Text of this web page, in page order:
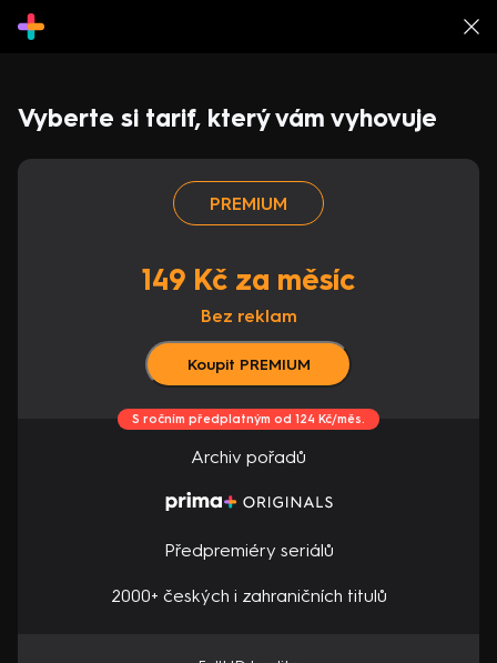
Vyberte si tarif, který vám vyhovuje
PREMIUM
149 Kč za měsíc
Bez reklam
Koupit PREMIUM
S ročním předplatným od 124 Kč/měs.
Archiv pořadů
Předpremiéry seriálů
2000+ českých i zahraničních titulů